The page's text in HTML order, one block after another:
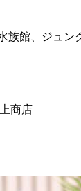
族館、ジュ
商店